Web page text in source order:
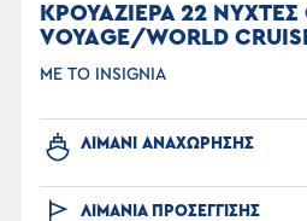
ΚΡΟΥΑΖΙΕΡΑ 22 ΝΥΧΤΕΣ
VOYAGE/WORLD
ΜΕ ΤΟ INSIGNIA
ΛΙΜΑΝΙ ΑΝΑΧΩΡΗΣΗΣ
ΛΙΜΑΝΙΑ ΠΡΟΣΕΓΓΙΣΗΣ